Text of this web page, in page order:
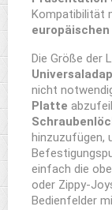
Kompatibilität
Die Größe der
nicht
Platte
hinzuzufügen,
einfach die
oder Zippy-
Bedienfelder